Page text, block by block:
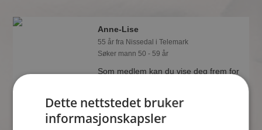
Anne-Lise
55 år fra Nissedal i Telemark
Søker mann 50 - 59 år
Som medlem kan du vise deg frem for
hvem som synes du er interessant.
Dette nettstedet bruker
informasjonskapsler